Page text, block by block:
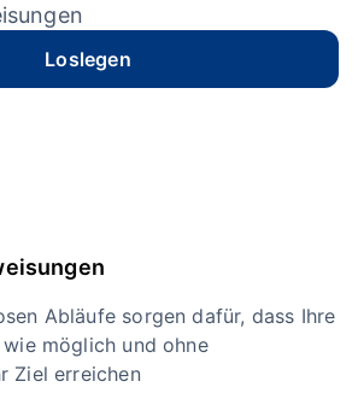
Loslegen
Abläufe sorgen dafür, dass Ihre
möglich und ohne
Ziel erreichen